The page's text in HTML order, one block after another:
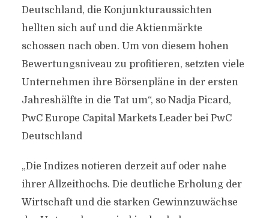
Deutschland, die Konjunkturaussichten
hellten sich auf und die Aktienmärkte
schossen nach oben. Um von diesem hohen
Bewertungsniveau zu profitieren, setzten viele
Unternehmen ihre Börsenpläne in der ersten
Jahreshälfte in die Tat um“, so Nadja Picard,
PwC Europe Capital Markets Leader bei PwC
Deutschland
„Die Indizes notieren derzeit auf oder nahe
ihrer Allzeithochs. Die deutliche Erholung der
Wirtschaft und die starken Gewinnzuwächse